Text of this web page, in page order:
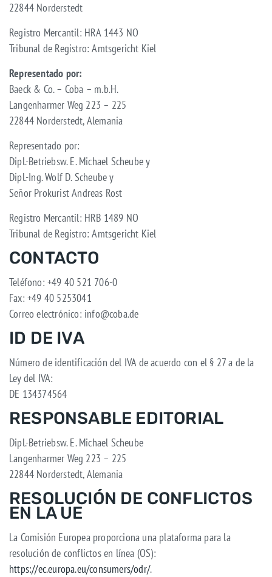
22844 Norderstedt
Registro Mercantil: HRA 1443 NO
Tribunal de Registro: Amtsgericht Kiel
Representado por:
Baeck & Co. – Coba – m.b.H.
Langenharmer Weg 223 – 225
22844 Norderstedt, Alemania
Representado por:
Dipl.-Betriebsw. E. Michael Scheube y
Dipl.-Ing. Wolf D. Scheube y
Señor Prokurist Andreas Rost
Registro Mercantil: HRB 1489 NO
Tribunal de Registro: Amtsgericht Kiel
CONTACTO
Teléfono: +49 40 521 706-0
Fax: +49 40 5253041
Correo electrónico: info@coba.de
ID DE IVA
Número de identificación del IVA de acuerdo con el § 27 a de la
Ley del IVA:
DE 134374564
RESPONSABLE EDITORIAL
Dipl.-Betriebsw. E. Michael Scheube
Langenharmer Weg 223 – 225
22844 Norderstedt, Alemania
RESOLUCIÓN DE CONFLICTOS
EN LA UE
La Comisión Europea proporciona una plataforma para la
resolución de conflictos en línea (OS):
https://ec.europa.eu/consumers/odr/.